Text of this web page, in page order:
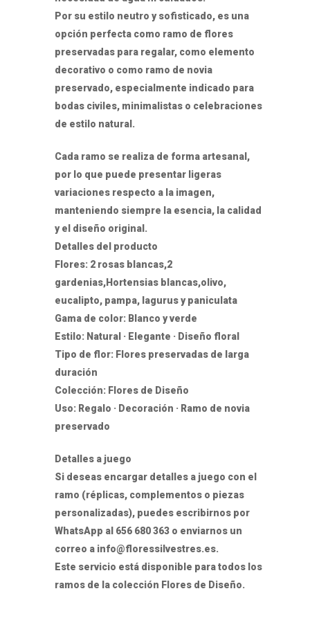
Por su estilo neutro y sofisticado, es una
opción perfecta como ramo de flores
preservadas para regalar, como elemento
decorativo o como ramo de novia
preservado, especialmente indicado para
bodas civiles, minimalistas o celebraciones
de estilo natural.
Cada ramo se realiza de forma artesanal,
por lo que puede presentar ligeras
variaciones respecto a la imagen,
manteniendo siempre la esencia, la calidad
y el diseño original.
Detalles del producto
Flores: 2 rosas blancas,2
gardenias,Hortensias blancas,olivo,
eucalipto, pampa, lagurus y paniculata
Gama de color: Blanco y verde
Estilo: Natural · Elegante · Diseño floral
Tipo de flor: Flores preservadas de larga
duración
Colección: Flores de Diseño
Uso: Regalo · Decoración · Ramo de novia
preservado
Detalles a juego
Si deseas encargar detalles a juego con el
ramo (réplicas, complementos o piezas
personalizadas), puedes escribirnos por
WhatsApp al 656 680 363 o enviarnos un
correo a info@floressilvestres.es.
Este servicio está disponible para todos los
ramos de la colección Flores de Diseño.